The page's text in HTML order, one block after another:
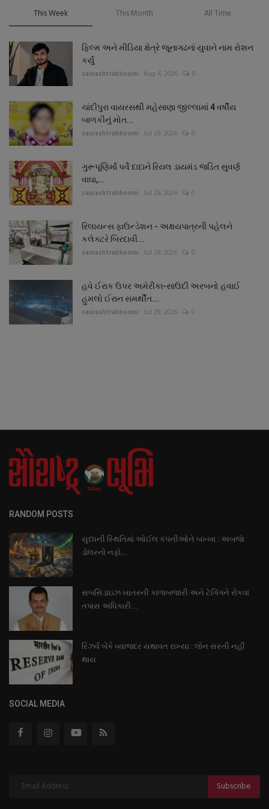
This Week This Month All Time
ફિલ્મ અને મીડિયા ક્ષેત્રે જૂનાગઢનાં યુવાને નામ રોશન
કર્યું
saurashtrabhoomi Aug 4, 2026 0
ચાંદીપુરા વાયરસથી મહેસાણા જીલ્લામાં 4 વર્ષીય
બાળકીનું મોત...
saurashtrabhoomi Jul 29, 2026 0
ગુરૂપૂણિર્માં પર્વે દાદાને રિયલ ડાયમંડ જડિત સુવર્ણ
વાઘા,...
saurashtrabhoomi Jul 29, 2026 0
રિલાયન્સ ફાઉન્ડેશન - અક્ષયપાત્રની પહેલને
કલેક્ટરે બિરદાવી...
saurashtrabhoomi Jul 29, 2026 0
હવે ઈરાક ઉપર અમેરીકા-સાઉદી અરબનો હવાઈ
હુમલો ઈરાન સમર્થીત...
saurashtrabhoomi Jul 29, 2026 0
RANDOM POSTS
યુધ્ધની સ્થિતિમાં ઓઈલ કંપનીઓને બખ્ખા : અબજાે
ડોલરનો નફો...
સબસિડાઇઝ ખાતરની કાળાબજારી અને ટેગિંગને રોકવા
તપાસ અધિકારી...
રિઝર્વ બેંકે વ્યાજદર યથાવત રાખ્યા : લોન સસ્તી નહીં
થાય
SOCIAL MEDIA
Subscribe